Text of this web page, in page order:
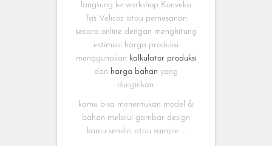
langsung ke workshop Konveksi
Tas Velicoz atau pemesanan
secara online dengan menghitung
estimasi harga produksi
menggunakan kalkulator produksi
dan harga bahan yang
diinginkan.
kamu bisa menentukan model &
bahan melalui gambar design
kamu sendiri atau sample …